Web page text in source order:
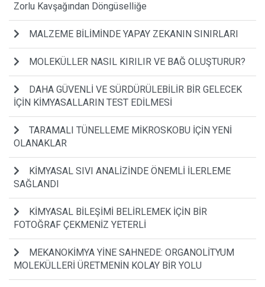
Zorlu Kavşağından Döngüselliğe
MALZEME BİLİMİNDE YAPAY ZEKANIN SINIRLARI
MOLEKÜLLER NASIL KIRILIR VE BAĞ OLUŞTURUR?
DAHA GÜVENLİ VE SÜRDÜRÜLEBİLİR BİR GELECEK
İÇİN KİMYASALLARIN TEST EDİLMESİ
TARAMALI TÜNELLEME MİKROSKOBU İÇİN YENİ
OLANAKLAR
KİMYASAL SIVI ANALİZİNDE ÖNEMLİ İLERLEME
SAĞLANDI
KİMYASAL BİLEŞİMİ BELİRLEMEK İÇİN BİR
FOTOĞRAF ÇEKMENİZ YETERLİ
MEKANOKİMYA YİNE SAHNEDE: ORGANOLİTYUM
MOLEKÜLLERİ ÜRETMENİN KOLAY BİR YOLU